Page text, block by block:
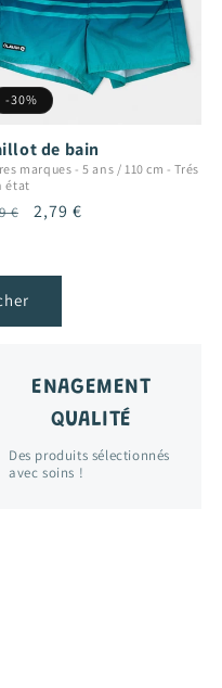
-30%
de bain
marques - 5 ans / 110 cm -Trés
état
€
Prix
2,79 €
ENAGEMENT
QUALITÉ
Des produits sélectionnés
avec soins !